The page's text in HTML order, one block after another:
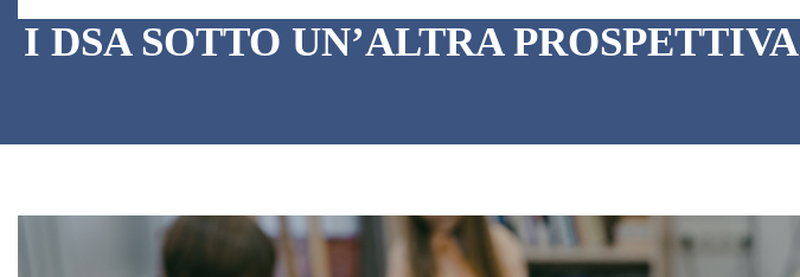
I DSA SOTTO UN’ALTRA PROSPETTIVA